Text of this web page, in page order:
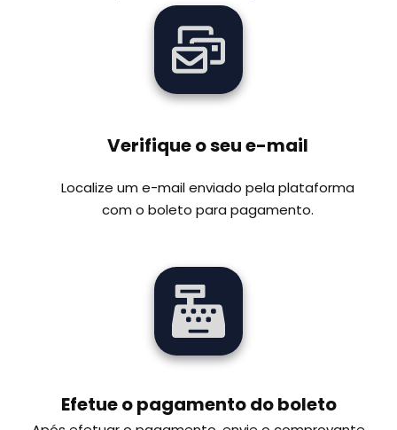
Verifique o seu e-mail
Localize um e-mail enviado pela plataforma
com o boleto para pagamento.
Efetue o pagamento do boleto